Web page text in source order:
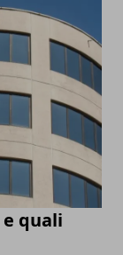
quali